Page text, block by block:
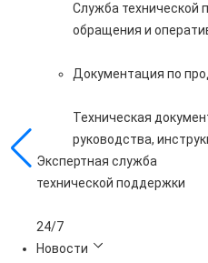
Служба технической
обращения и
Документация по
Техническая
руководства,
Экспертная служба
технической поддержки
24/7
Новости